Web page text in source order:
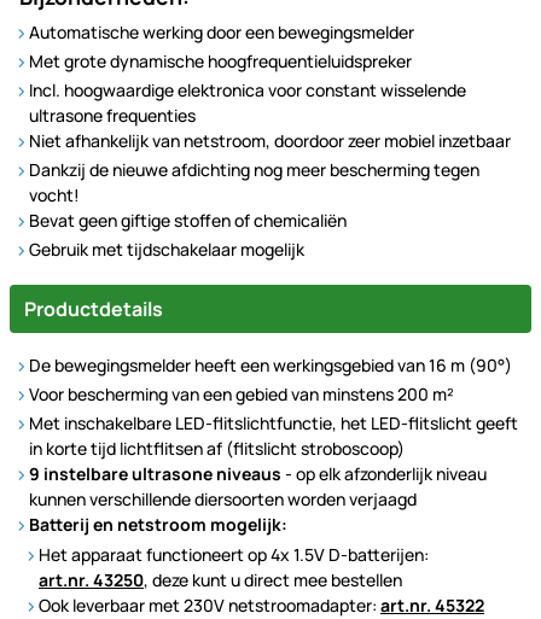
Automatische werking door een bewegingsmelder
Met grote dynamische hoogfrequentieluidspreker
Incl. hoogwaardige elektronica voor constant wisselende
ultrasone frequenties
Niet afhankelijk van netstroom, doordoor zeer mobiel inzetbaar
Dankzij de nieuwe afdichting nog meer bescherming tegen
vocht!
Bevat geen giftige stoffen of chemicaliën
Gebruik met tijdschakelaar mogelijk
Productdetails
De bewegingsmelder heeft een werkingsgebied van 16 m (90°)
Voor bescherming van een gebied van minstens 200 m²
Met inschakelbare LED-flitslichtfunctie, het LED-flitslicht geeft
in korte tijd lichtflitsen af (flitslicht stroboscoop)
9 instelbare ultrasone niveaus - op elk afzonderlijk niveau
kunnen verschillende diersoorten worden verjaagd
Batterij en netstroom mogelijk:
Het apparaat functioneert op 4x 1.5V D-batterijen:
art.nr. 43250, deze kunt u direct mee bestellen
Ook leverbaar met 230V netstroomadapter: art.nr. 45322